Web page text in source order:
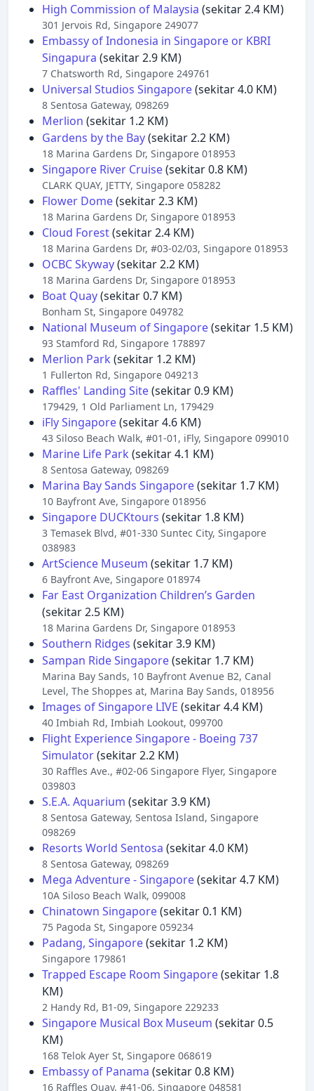
High Commission of Malaysia (sekitar 2.4 KM)
301 Jervois Rd, Singapore 249077
Embassy of Indonesia in Singapore or KBRI
Singapura (sekitar 2.9 KM)
7 Chatsworth Rd, Singapore 249761
Universal Studios Singapore(sekitar 4.0 KM)
8 Sentosa Gateway, 098269
Merlion (sekitar 1.2 KM)
Gardens by the Bay(sekitar 2.2 KM)
18 Marina Gardens Dr, Singapore 018953
Singapore River Cruise(sekitar 0.8 KM)
CLARK QUAY, JETTY, Singapore 058282
Flower Dome(sekitar 2.3 KM)
18 Marina Gardens Dr, Singapore 018953
Cloud Forest(sekitar 2.4 KM)
18 Marina Gardens Dr, #03-02/03, Singapore 018953
OCBC Skyway(sekitar 2.2 KM)
18 Marina Gardens Dr, Singapore 018953
Boat Quay(sekitar 0.7 KM)
Bonham St, Singapore 049782
National Museum of Singapore(sekitar 1.5 KM)
93 Stamford Rd, Singapore 178897
Merlion Park (sekitar 1.2 KM)
1 Fullerton Rd, Singapore 049213
Raffles' Landing Site(sekitar 0.9 KM)
179429, 1 Old Parliament Ln, 179429
iFly Singapore(sekitar 4.6 KM)
43 Siloso Beach Walk, #01-01, iFly, Singapore 099010
Marine Life Park (sekitar 4.1 KM)
8 Sentosa Gateway, 098269
Marina Bay Sands Singapore(sekitar 1.7 KM)
10 Bayfront Ave, Singapore 018956
Singapore DUCKtours (sekitar 1.8 KM)
3 Temasek Blvd, #01-330 Suntec City, Singapore
038983
ArtScience Museum (sekitar 1.7 KM)
6 Bayfront Ave, Singapore 018974
Far East Organization Children’s Garden
(sekitar 2.5 KM)
18 Marina Gardens Dr, Singapore 018953
Southern Ridges (sekitar 3.9 KM)
Sampan Ride Singapore(sekitar 1.7 KM)
Marina Bay Sands, 10 Bayfront Avenue B2, Canal
Level, The Shoppes at, Marina Bay Sands, 018956
Images of Singapore LIVE (sekitar 4.4 KM)
40 Imbiah Rd, Imbiah Lookout, 099700
Flight Experience Singapore - Boeing 737
Simulator(sekitar 2.2 KM)
30 Raffles Ave., #02-06 Singapore Flyer, Singapore
039803
S.E.A. Aquarium (sekitar 3.9 KM)
8 Sentosa Gateway, Sentosa Island, Singapore
098269
Resorts World Sentosa (sekitar 4.0 KM)
8 Sentosa Gateway, 098269
Mega Adventure - Singapore(sekitar 4.7 KM)
10A Siloso Beach Walk, 099008
Chinatown Singapore(sekitar 0.1 KM)
75 Pagoda St, Singapore 059234
Padang, Singapore(sekitar 1.2 KM)
Singapore 179861
Trapped Escape Room Singapore(sekitar 1.8
KM)
2 Handy Rd, B1-09, Singapore 229233
Singapore Musical Box Museum (sekitar 0.5
KM)
168 Telok Ayer St, Singapore 068619
Embassy of Panama (sekitar 0.8 KM)
16 Raffles Quay, #41-06, Singapore 048581